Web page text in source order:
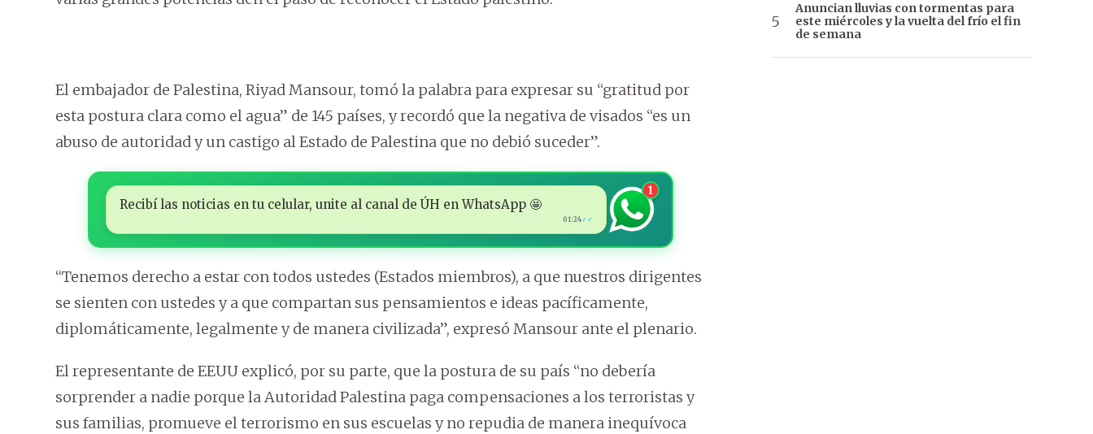
El embajador de Palestina, Riyad Mansour, tomó la palabra para expresar su “gratitud por
esta postura clara como el agua” de 145 países, y recordó que la negativa de visados “es un
abuso de autoridad y un castigo al Estado de Palestina que no debió suceder”.
Recibí las noticias en tu celular, unite al canal de ÚH en WhatsApp 🤩
01:24✓✓
1
“Tenemos derecho a estar con todos ustedes (Estados miembros), a que nuestros dirigentes
se sienten con ustedes y a que compartan sus pensamientos e ideas pacíficamente,
diplomáticamente, legalmente y de manera civilizada”, expresó Mansour ante el plenario.
El representante de EEUU explicó, por su parte, que la postura de su país “no debería
sorprender a nadie porque la Autoridad Palestina paga compensaciones a los terroristas y
sus familias, promueve el terrorismo en sus escuelas y no repudia de manera inequívoca
Anuncian lluvias con tormentas para
este miércoles y la vuelta del frío el fin
de semana